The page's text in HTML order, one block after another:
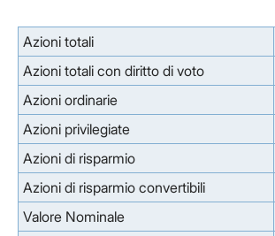
Azioni totali
Azioni totali con diritto di voto
Azioni ordinarie
Azioni privilegiate
Azioni di risparmio
Azioni di risparmio convertibili
Valore Nominale